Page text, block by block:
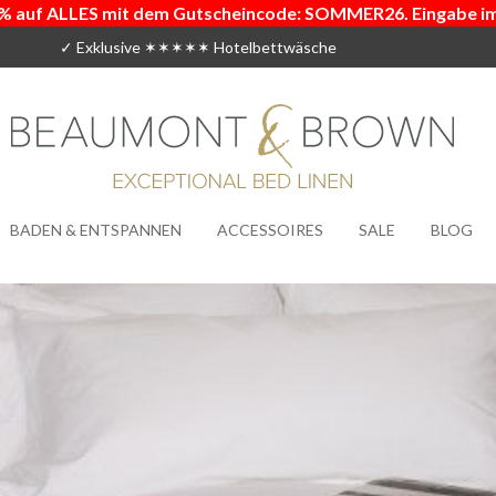
auf ALLES mit dem Gutscheincode: SOMMER26. Eingabe
✓ Exklusive ✶✶✶✶✶ Hotelbettwäsche
BADEN & ENTSPANNEN ACCESSOIRES SALE BLOG